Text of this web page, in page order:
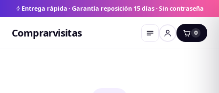
Entrega rápida · Garantía reposición 15 días · Sin contraseña
Comprarvisitas 0